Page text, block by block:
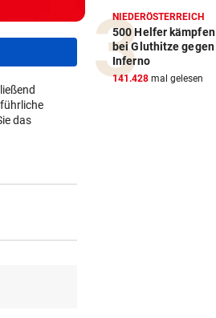
das
NIEDERÖSTERREICH
500 Helfer kämpfen
bei Gluthitze gegen
Inferno
141.428 mal gelesen